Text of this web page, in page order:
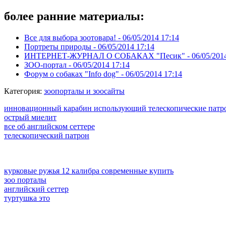
более ранние материалы:
Все для выбора зоотовара! - 06/05/2014 17:14
Портреты природы - 06/05/2014 17:14
ИНТЕРНЕТ-ЖУРНАЛ О СОБАКАХ "Песик" - 06/05/
ЗОО-портал - 06/05/2014 17:14
Форум о собаках "Info dog" - 06/05/2014 17:14
Категория: зоопорталы и зоосайты
инновационный карабин использующий телескопические
острый миелит
все об английском сеттере
телескопический патрон
курковые ружья 12 калибра современные купить
зоо порталы
английский сеттер
туртушка это